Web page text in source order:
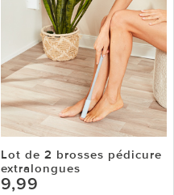
Lot de 2 brosses pédicure
extralongues
9,99